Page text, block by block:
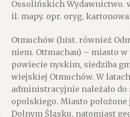
Ossolińskich Wydawnictwo.
il. mapy. opr. oryg.
Otmuchów (hist. również
niem. Ottmachau) – miasto
powiecie nyskim, siedziba
wiejskiej Otmuchów. W latach
administracyjnie należało do
opolskiego. Miasto
Dolnym Śląsku, natomiast